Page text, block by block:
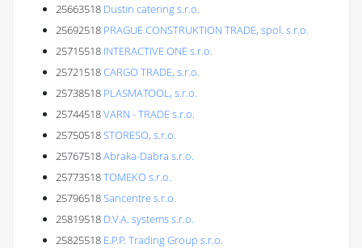
25663518 Dustin catering s.r.o.
25692518 PRAGUE CONSTRUKTION TRADE, spol. s r.o.
25715518 INTERACTIVE ONE s.r.o.
25721518CARGO TRADE, s.r.o.
25738518 PLASMATOOL, s.r.o.
25744518VARN - TRADE s.r.o.
25750518STORESO, s.r.o.
25767518Abraka-Dabra s.r.o.
25773518TOMEKO s.r.o.
25796518Sancentre s.r.o.
25819518 D.V.A. systems s.r.o.
25825518 E.P.P. Trading Group s.r.o.